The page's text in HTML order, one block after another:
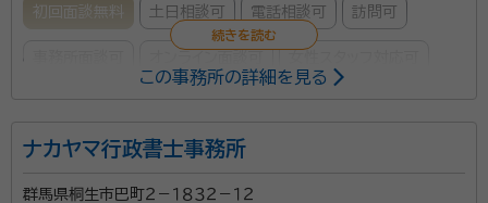
初回面談無料 土日相談可 電話相談可 訪問可
清水 徹也（しみず てつや）
行政書士、入国管理申請取次行政書士
1年終了 昭和52年旧労働省(現厚労省)入省 大阪府岸和田公共職業
この事務所の詳細を見る
ナカヤマ行政書士事務所
群馬県桐生市巴町２－１８３２－１２